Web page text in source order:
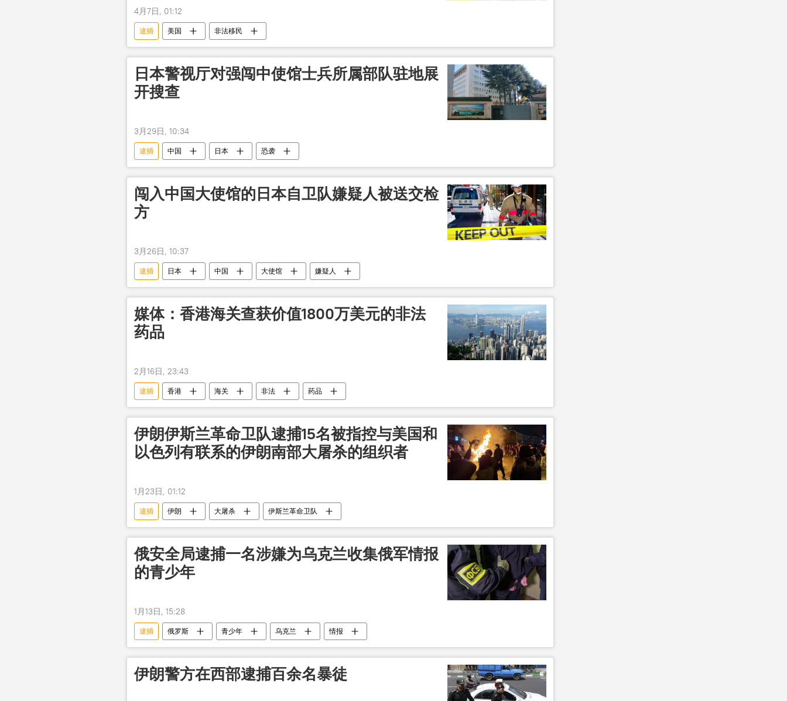
4月7日, 01:12
逮捕 美国 非法移民
日本警视厅对强闯中使馆士兵所属部队驻地展
开搜查
3月29日, 10:34
逮捕 中国 日本 恐袭
闯入中国大使馆的日本自卫队嫌疑人被送交检
方
3月26日, 10:37
逮捕 日本 中国 大使馆 嫌疑人
媒体：香港海关查获价值1800万美元的非法
药品
2月16日, 23:43
逮捕 香港 海关 非法 药品
伊朗伊斯兰革命卫队逮捕15名被指控与美国和
以色列有联系的伊朗南部大屠杀的组织者
1月23日, 01:12
逮捕 伊朗 大屠杀 伊斯兰革命卫队
俄安全局逮捕一名涉嫌为乌克兰收集俄军情报
的青少年
1月13日, 15:28
逮捕 俄罗斯 青少年 乌克兰 情报
伊朗警方在西部逮捕百余名暴徒